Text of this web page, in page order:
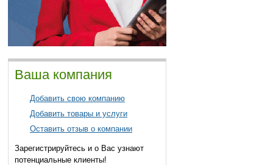
Ваша компания
Добавить свою компанию
Добавить товары и услуги
Оставить отзыв о компании
Зарегистрируйтесь и о Вас узнают
потенциальные клиенты!